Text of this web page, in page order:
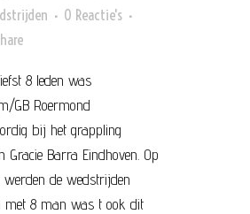
0 Reactie's
8 leden was
GB Roermond
bij het grappling
Gracie Barra Eindhoven. Op
werden de wedstrijden
met 8 man was t ook dit